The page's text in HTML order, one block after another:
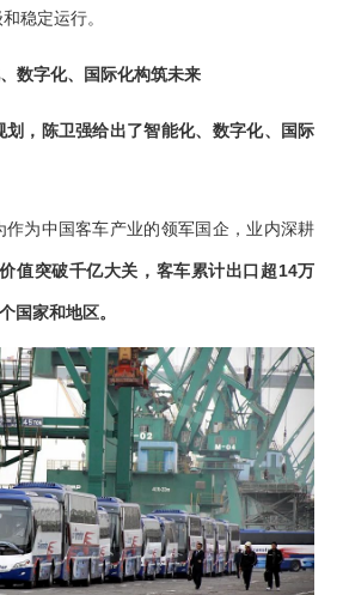
稳定运行。
数字化、国际化构筑未来
划，陈卫强给出了智能化、数字化、国际
作为中国客车产业的领军国企，业内深耕
值突破千亿大关，客车累计出口超14万
国家和地区。